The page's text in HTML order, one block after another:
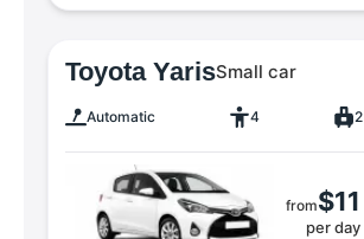
Toyota YarisSmall car
Automatic 4 2
from$11
per day